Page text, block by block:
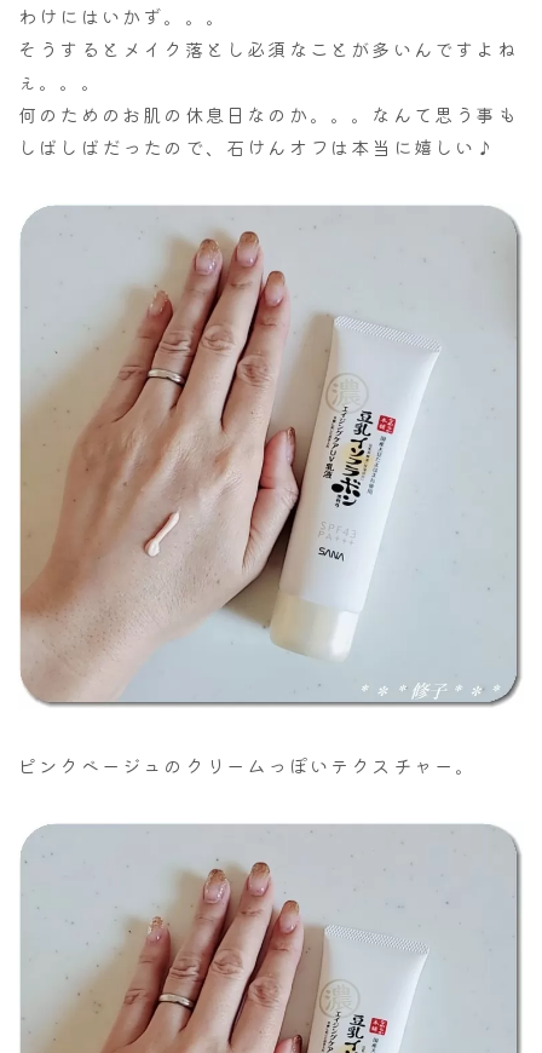
わけにはいかず。。。
そうするとメイク落とし必須なことが多いんですよね
ぇ。。。
何のためのお肌の休息日なのか。。。なんて思う事も
しばしばだったので、石けんオフは本当に嬉しい♪
ピンクベージュのクリームっぽいテクスチャー。